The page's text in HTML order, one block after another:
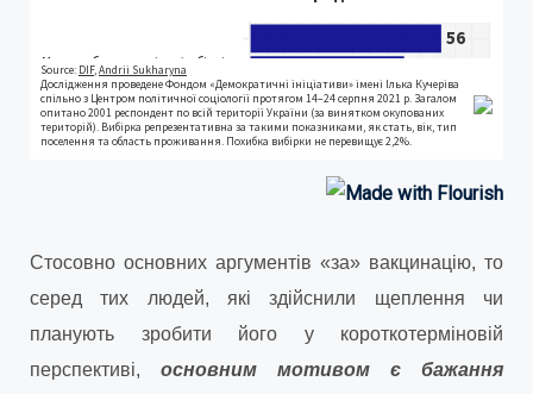
Стосовно основних аргументів «за» вакцинацію, то
серед тих людей, які здійснили щеплення чи
планують зробити його у короткотерміновій
перспективі, основним мотивом є бажання